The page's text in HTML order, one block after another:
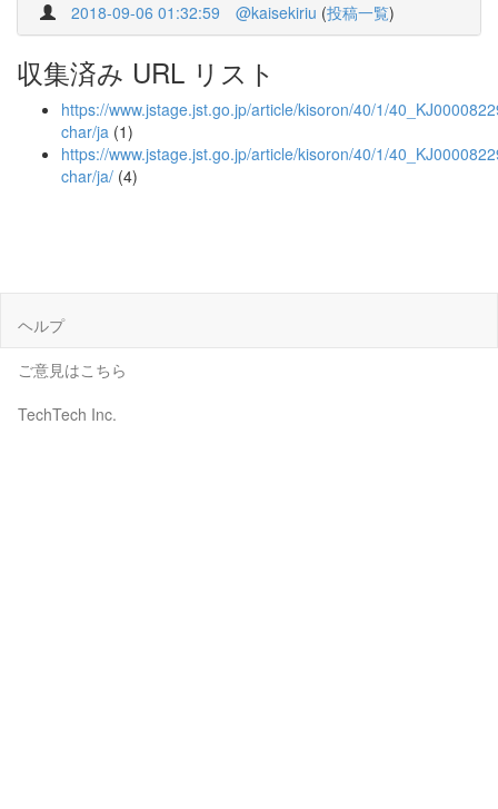
2018-09-06 01:32:59 @kaisekiriu (投稿一覧)
収集済み URL リスト
https://www.jstage.jst.go.jp/article/kisoron/40/1/
char/ja (1)
https://www.jstage.jst.go.jp/article/kisoron/40/1/
char/ja/ (4)
ヘルプ
ご意見はこちら
TechTech Inc.